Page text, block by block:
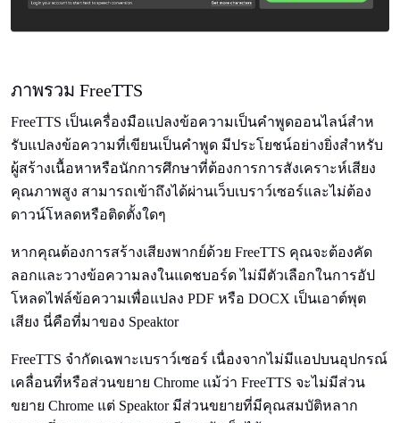
ภาพรวม FreeTTS
FreeTTS เป็นเครื่องมือแปลงข้อความเป็นคําพูดออนไลน์สําห
รับแปลงข้อความที่เขียนเป็นคําพูด มีประโยชน์อย่างยิ่งสําหรับ
ผู้สร้างเนื้อหาหรือนักการศึกษาที่ต้องการการสังเคราะห์เสียง
คุณภาพสูง สามารถเข้าถึงได้ผ่านเว็บเบราว์เซอร์และไม่ต้อง
ดาวน์โหลดหรือติดตั้งใดๆ
หากคุณต้องการสร้างเสียงพากย์ด้วย FreeTTS คุณจะต้องคัด
ลอกและวางข้อความลงในแดชบอร์ด ไม่มีตัวเลือกในการอัป
โหลดไฟล์ข้อความเพื่อแปลง PDF หรือ DOCX เป็นเอาต์พุต
เสียง นี่คือที่มาของ Speaktor
FreeTTS จํากัดเฉพาะเบราว์เซอร์ เนื่องจากไม่มีแอปบนอุปกรณ์
เคลื่อนที่หรือส่วนขยาย Chrome แม้ว่า FreeTTS จะไม่มีส่วน
ขยาย Chrome แต่ Speaktor มีส่วนขยายที่มีคุณสมบัติหลาก